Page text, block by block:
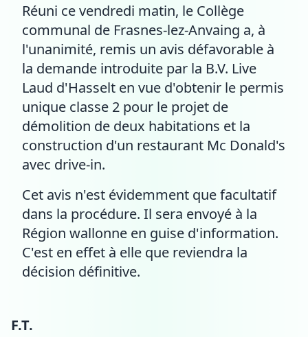
Réuni ce vendredi matin, le Collège
communal de Frasnes-lez-Anvaing a, à
l'unanimité, remis un avis défavorable à
la demande introduite par la B.V. Live
Laud d'Hasselt en vue d'obtenir le permis
unique classe 2 pour le projet de
démolition de deux habitations et la
construction d'un restaurant Mc Donald's
avec drive-in.
Cet avis n'est évidemment que facultatif
dans la procédure. Il sera envoyé à la
Région wallonne en guise d'information.
C'est en effet à elle que reviendra la
décision définitive.
F.T.